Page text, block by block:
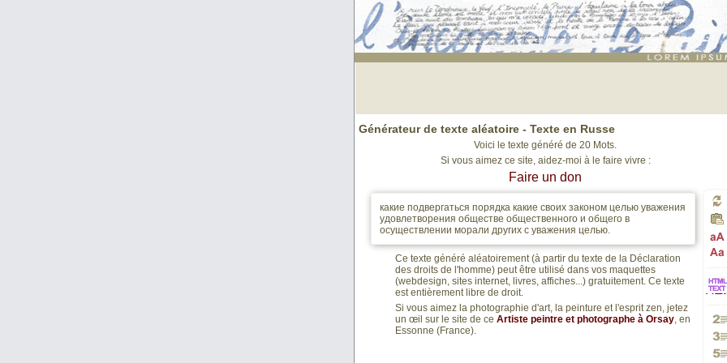
Texte russe: génération de 20 mots
Générateur de texte aléatoire - Texte en Russe
Voici le texte généré de 20 Mots.
Si vous aimez ce site, aidez-moi à le faire vivre :
Faire un don
un
en
en
vers
какие подвергаться порядка какие своих законом целью уважения
удовлетворения обществе общественного и общего в
осуществлении морали других с уважения целью.
Ce texte généré aléatoirement (à partir du texte de la Déclaration
des droits de l'homme) peut être utilisé dans vos maquettes
(webdesign, sites internet, livres, affiches...) gratuitement. Ce texte
est entièrement libre de droit.
Si vous aimez la photographie d'art, la peinture et l'esprit zen, jetez
un œil sur le site de ce Artiste peintre et photographe à Orsay, en
Essonne (France).